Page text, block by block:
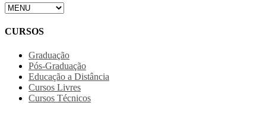
CURSOS
Graduação
Pós-Graduação
Educação a Distância
Cursos Livres
Cursos Técnicos